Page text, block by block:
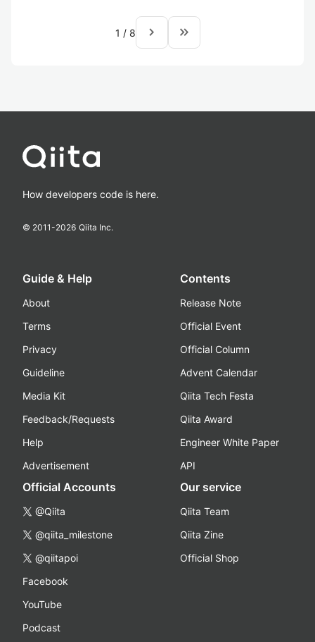
1 / 8 navigate_next keyboard_double_arrow_right
How developers code is here.
© 2011-2026 Qiita Inc.
Guide & Help
About
Terms
Privacy
Guideline
Media Kit
Feedback/Requests
Help
Advertisement
Contents
Release Note
Official Event
Official Column
Advent Calendar
Qiita Tech Festa
Qiita Award
Engineer White Paper
API
Official Accounts
@Qiita
@qiita_milestone
@qiitapoi
Facebook
YouTube
Podcast
Our service
Qiita Team
Qiita Zine
Official Shop